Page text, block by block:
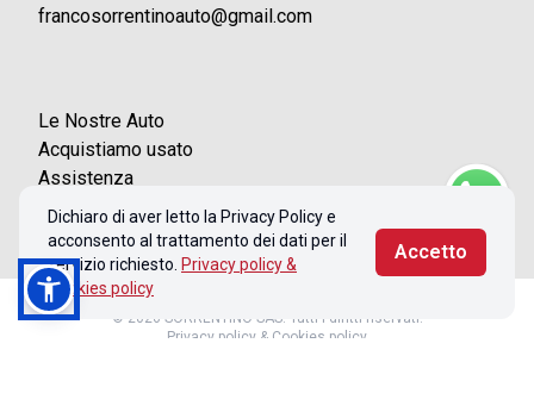
francosorrentinoauto@gmail.com
Le Nostre Auto
Acquistiamo usato
Assistenza
Contatti
Dichiaro di aver letto la Privacy Policy e
acconsento al trattamento dei dati per il
servizio richiesto. Privacy policy &
Cookies policy
Accetto
© 2026 SORRENTINO SAS. Tutti i diritti riservati.
Privacy policy & Cookies policy